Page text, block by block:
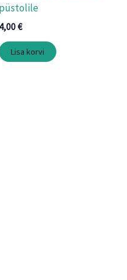
püstolile
4,00€
Lisa korvi